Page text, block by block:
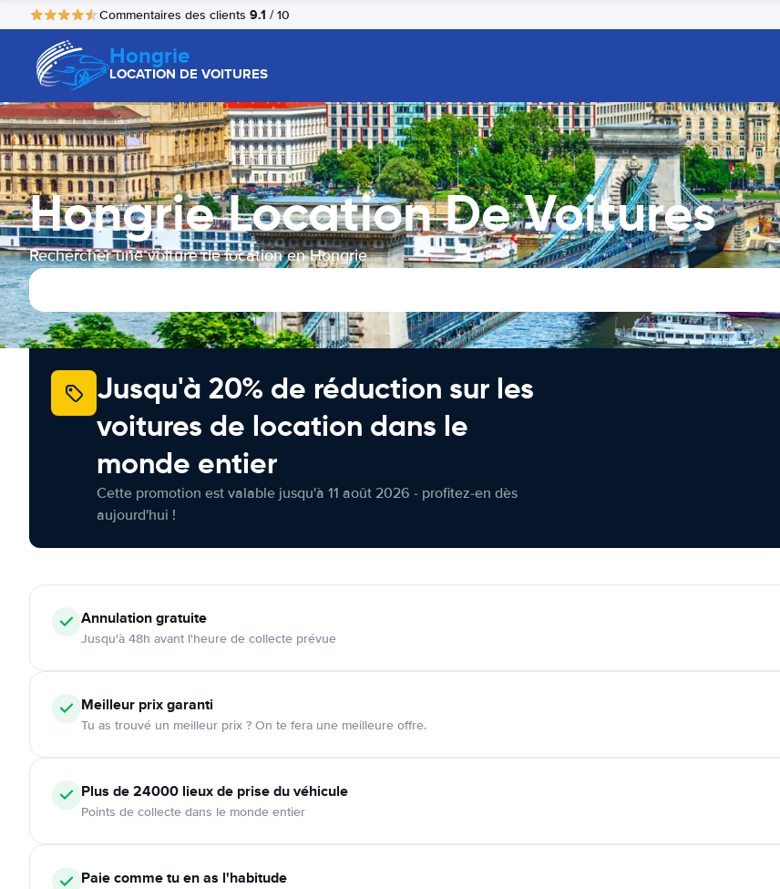
Commentaires des clients 9.1 / 10
Hongrie
LOCATION DE VOITURES
Hongrie Location De Voitures
Rechercher une voiture de location en Hongrie
Jusqu'à 20% de réduction sur les
voitures de location dans le
monde entier
Cette promotion est valable jusqu'à 11 août 2026 - profitez-en dès
aujourd'hui !
Annulationgratuite
Jusqu'à 48h avant l'heure de collecte prévue
Meilleur prix garanti
Tu as trouvé un meilleur prix ? On te fera une meilleure offre.
Plus de 24000 lieux de prise du véhicule
Points de collecte dans le monde entier
Paie comme tu en as l'habitude